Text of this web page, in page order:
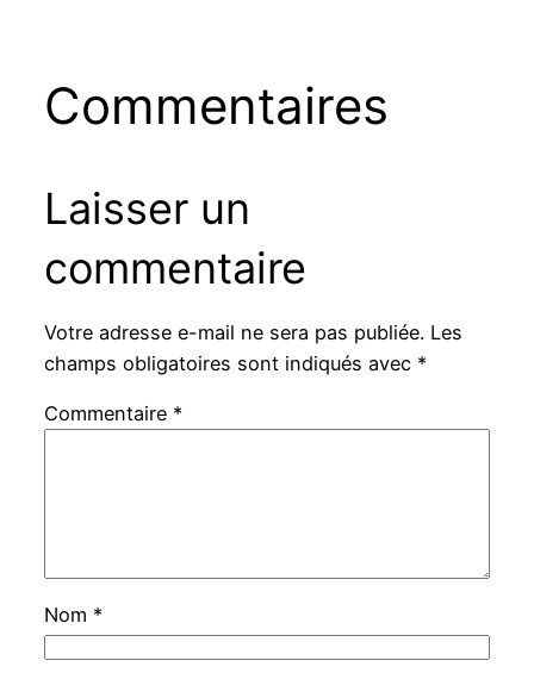
Commentaires
Laisser un
commentaire
Votre adresse e-mail ne sera pas publiée. Les
champs obligatoires sont indiqués avec *
Commentaire *
Nom *